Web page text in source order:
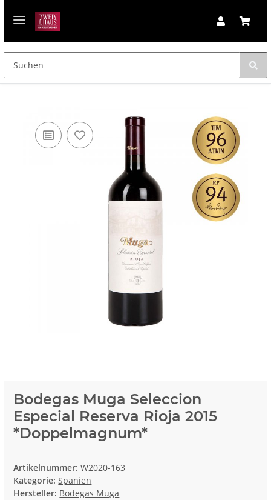
Bodegas Muga Seleccion
Especial Reserva Rioja 2015
*Doppelmagnum*
Artikelnummer:W2020-163
Kategorie:Spanien
Hersteller: Bodegas Muga